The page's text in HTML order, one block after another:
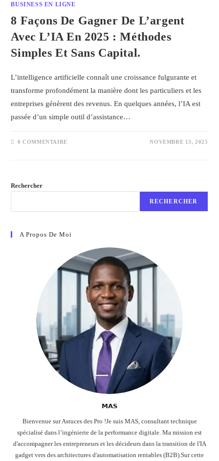
BUSINESS EN LIGNE
8 Façons De Gagner De L’argent
Avec L’IA En 2025 : Méthodes
Simples Et Sans Capital.
L’intelligence artificielle connaît une croissance fulgurante et
transforme profondément la manière dont les particuliers et les
entreprises génèrent des revenus. En quelques années, l’IA est
passée d’un simple outil d’assistance…
0 COMMENTAIRE NOVEMBRE 13, 2025
Rechercher
RECHERCHER
A Propos De Moi
𝗠𝗔𝗦
Bienvenue sur Astuces des Pro !Je suis MAS, consultant technique
spécialisé dans l’ingénierie de la performance digitale. Ma mission est
d'accompagner les entrepreneurs et les décideurs dans la transition de l'IA
gadget vers des architectures d'automatisation rentables (B2B).Sur cette